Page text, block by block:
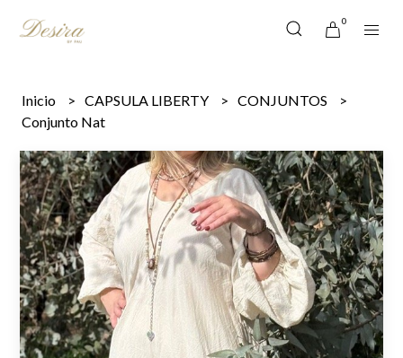
0
Inicio CAPSULA LIBERTY
CONJUNTOS
Conjunto Nat